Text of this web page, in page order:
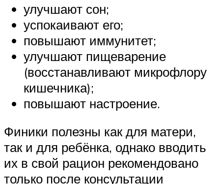
улучшают сон;
успокаивают его;
повышают иммунитет;
улучшают пищеварение
(восстанавливают микрофлору
кишечника);
повышают настроение.
Финики полезны как для матери,
так и для ребёнка, однако вводить
их в свой рацион рекомендовано
только после консультации